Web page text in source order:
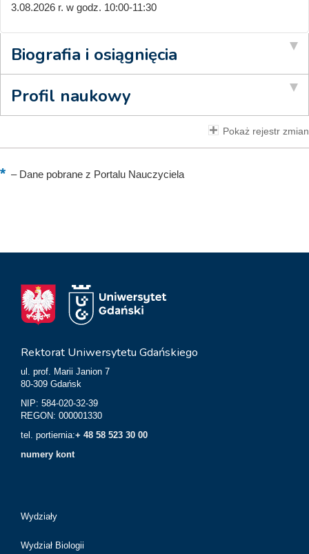
3.08.2026 r. w godz. 10:00-11:30
Biografia i osiągnięcia
Profil naukowy
Pokaż rejestr zmian
–Dane pobrane z Portalu Nauczyciela
Rektorat Uniwersytetu Gdańskiego
ul. prof. Marii Janion 7
80-309 Gdańsk
NIP: 584-020-32-39
REGON: 000001330
tel. portiernia:+ 48 58 523 30 00
numery kont
Wydziały
Wydział Biologii